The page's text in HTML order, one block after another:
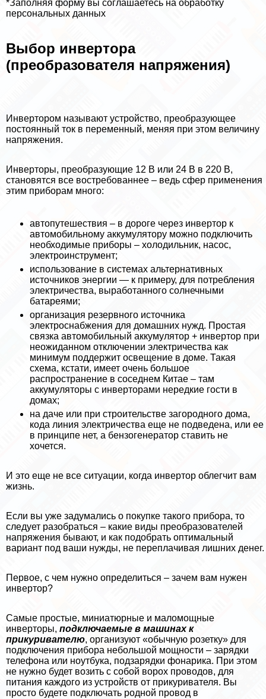
*Заполняя форму вы соглашаетесь на обработку
персональных данных
Выбор инвертора
(преобразователя напряжения)
Инвертором называют устройство, преобразующее
постоянный ток в переменный, меняя при этом величину
напряжения.
Инверторы, преобразующие 12 В или 24 В в 220 В,
становятся все востребованнее – ведь сфер применения
этим приборам много:
автопутешествия – в дороге через инвертор к
автомобильному аккумулятору можно подключить
необходимые приборы – холодильник, насос,
электроинструмент;
использование в системах альтернативных
источников энергии — к примеру, для потрeбления
электричества, выработанного солнечными
батареями;
организация резервного источника
электроснабжения для домашних нужд. Простая
связка автомобильный аккумулятор + инвертор при
неожиданном отключении электричества как
минимум поддержит освещение в доме. Такая
схема, кстати, имеет очень большое
распространение в соседнем Китае – там
аккумуляторы с инверторами нередкие гости в
домах;
на даче или при строительстве загородного дома,
кода линия электричества еще не подведена, или ее
в принципе нет, а бензогенератор ставить не
хочется.
И это еще не все ситуации, когда инвертор облегчит вам
жизнь.
Если вы уже задумались о покупке такого прибора, то
следует разобраться – какие виды преобразователей
напряжения бывают, и как подобрать оптимальный
вариант под ваши нужды, не переплачивая лишних денег.
Первое, с чем нужно определиться – зачем вам нужен
инвертор?
Самые простые, миниатюрные и маломощные
инверторы, подключаемые в машинах к
прикуривателю, организуют «обычную розетку» для
подключения прибора небольшой мощности – зарядки
телефона или ноутбука, подзарядки фонарика. При этом
не нужно будет возить с собой ворох проводов, для
питания каждого из устройств от прикуривателя. Вы
просто будете подключать родной провод в